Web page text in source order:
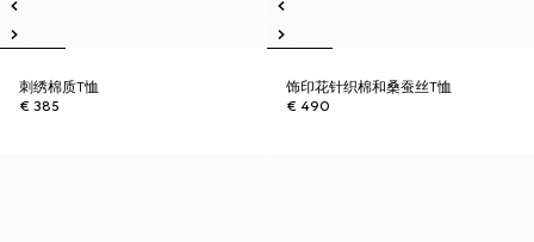
刺绣棉质T恤
€ 385
饰印花针织棉和桑蚕丝T恤
€ 490